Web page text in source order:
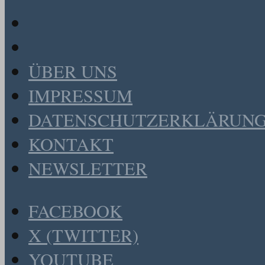
ÜBER UNS
IMPRESSUM
KONTAKT
NEWSLETTER
FACEBOOK
X (TWITTER)
YOUTUBE